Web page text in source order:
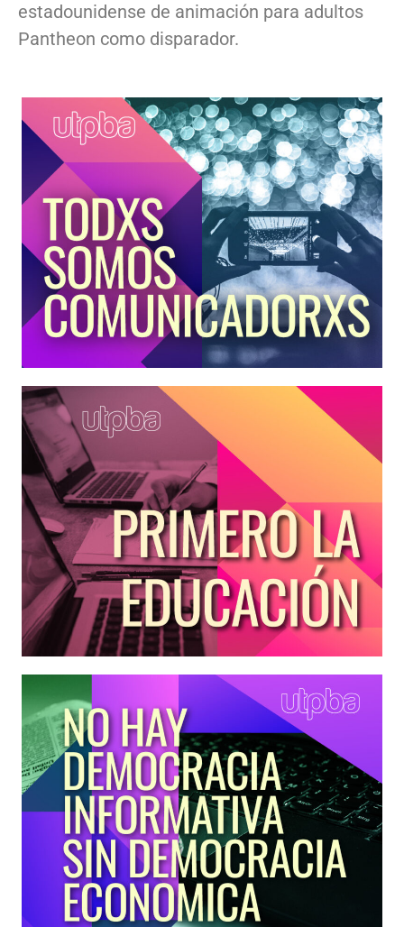
estadounidense de animación para adultos
Pantheon como disparador.